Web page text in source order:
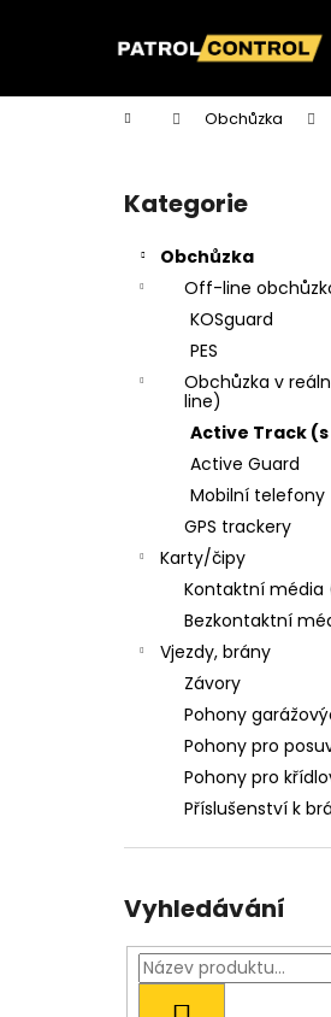
Domů Obchůzka
Přeskočit
kategorie
Kategorie
Obchůzka
Off-line
KOSguard
PES
Obchůzka v
line)
Active Track (s
Active Guard
Mobilní telefony
GPS trackery
Karty/čipy
Kontaktní média
Bezkontaktní
Vjezdy, brány
Závory
Pohony
Pohony pro
Pohony pro
Příslušenství k
Vyhledávání
í
Zpět
do
Zpět
do
TAG DUÁLNÍ
LOGEM